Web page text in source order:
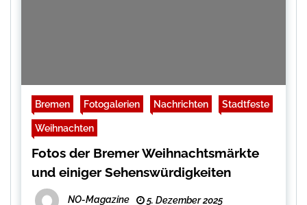
Bremen Fotogalerien Nachrichten Stadtfeste
Weihnachten
Fotos der Bremer Weihnachtsmärkte
und einiger Sehenswürdigkeiten
NO-Magazine 5. Dezember 2025